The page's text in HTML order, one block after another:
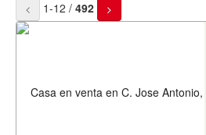
1-12 / 492